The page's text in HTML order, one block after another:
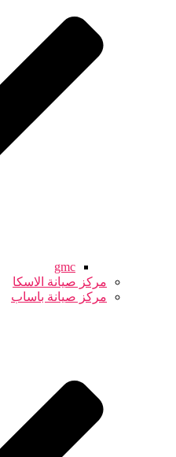
gmc
مركز صيانة الاسكا
مركز صيانة باساب